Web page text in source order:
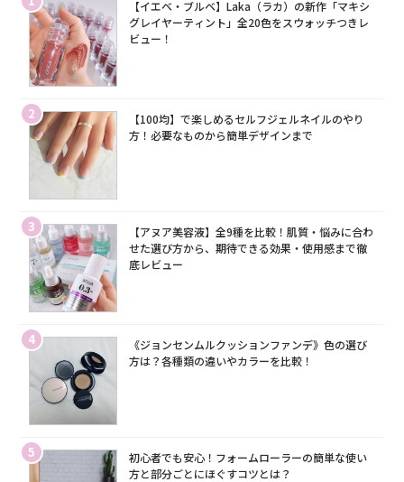
【イエベ・ブルベ】Laka（ラカ）の新作「マキシ
グレイヤーティント」全20色をスウォッチつきレ
ビュー！
2
【100均】で楽しめるセルフジェルネイルのやり
方！必要なものから簡単デザインまで
3
【アヌア美容液】全9種を比較！肌質・悩みに合わ
せた選び方から、期待できる効果・使用感まで徹
底レビュー
4
《ジョンセンムルクッションファンデ》色の選び
方は？各種類の違いやカラーを比較！
5
初心者でも安心！フォームローラーの簡単な使い
方と部分ごとにほぐすコツとは？